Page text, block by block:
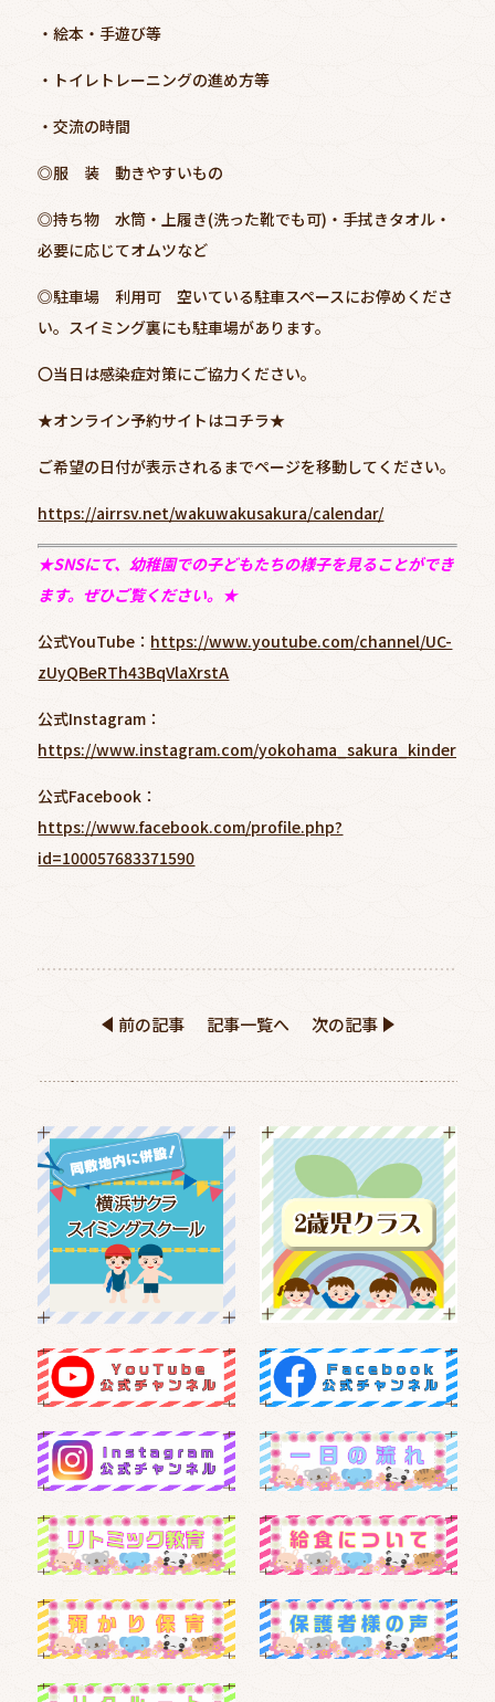
・絵本・手遊び等
・トイレトレーニングの進め方等
・交流の時間
◎服 装 動きやすいもの
◎持ち物 水筒・上履き(洗った靴でも可)・手拭きタオル・
必要に応じてオムツなど
◎駐車場 利用可 空いている駐車スペースにお停めくださ
い。スイミング裏にも駐車場があります。
〇当日は感染症対策にご協力ください。
★オンライン予約サイトはコチラ★
ご希望の日付が表示されるまでページを移動してください。
https://airrsv.net/wakuwakusakura/calendar/
★SNSにて、幼稚園での子どもたちの様子を見ることができ
ます。 ぜひご覧ください。★
公式YouTube： https://www.youtube.com/channel/UC-
zUyQBeRTh43BqVlaXrstA
公式Instagram：
https://www.instagram.com/
公式Facebook：
https://www.facebook.com/profile.php?
id=100057683371590
前の記事 記事一覧へ 次の記事